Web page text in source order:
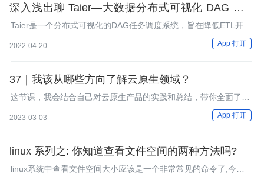
深入浅出聊 Taier—大数据分布式可视化 DAG 任务
调度系统
Taier是一个分布式可视化的DAG任务调度系统，旨在降低ETL开发
成本、提高大数据平台稳定性，让大数据开发人员可以在Taier直接
进行业务逻辑的开发，而不用关心任务错综复杂的依赖关系与底层
2022-04-20 App 打开
37｜我该从哪些方向了解云原生领域？
这节课，我会结合自己对云原生产品的实践和总结，带你全面了解
2023-03-03 App 打开
linux 系列之: 你知道查看文件空间的两种方法吗?
linux系统中查看文件空间大小应该是一个非常常见的命令了,今天